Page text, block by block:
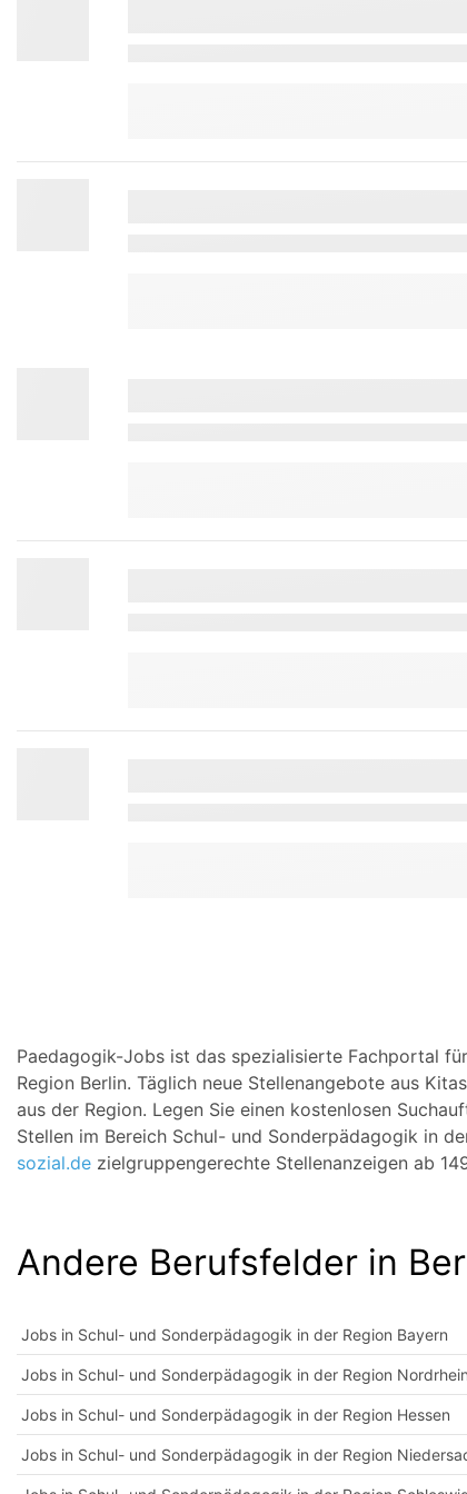
Paedagogik-Jobs ist das spezialisierte Fachportal
Region Berlin. Täglich neue Stellenangebote aus
aus der Region. Legen Sie einen kostenlosen
Stellen im Bereich Schul- und Sonderpädagogik in
sozial.de zielgruppengerechte Stellenanzeigen ab
Andere Berufsfelder in
Jobs in Schul- und Sonderpädagogik in der Region Bayern
Jobs in Schul- und Sonderpädagogik in der Region
Jobs in Schul- und Sonderpädagogik in der Region Hessen
Jobs in Schul- und Sonderpädagogik in der Region